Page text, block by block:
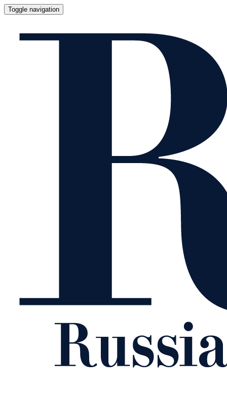
Toggle navigation